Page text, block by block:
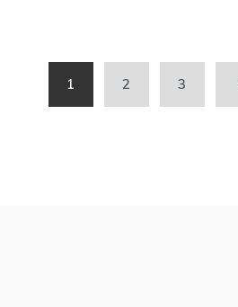
Bejegyzések
lapozása
1 2 3